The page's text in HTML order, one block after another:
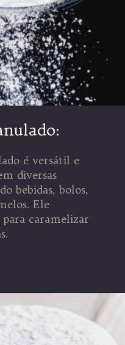
é versátil e
diversas
bebidas, bolos,
Ele
caramelizar